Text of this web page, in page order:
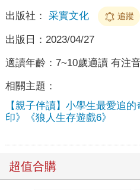
出版社： 采實文化 追蹤
出版日： 2023/04/27
適讀年齡： 7~10歲適讀 有注
相關主題：
【親子伴讀】小學生最愛追
印》《狼人生存遊戲6》
超值合購